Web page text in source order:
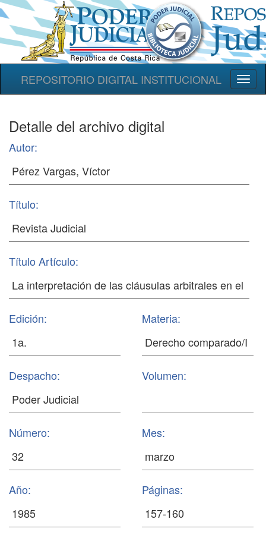
REPOSITORIO DIGITAL INSTITUCIONAL
Detalle del archivo digital
Autor:
Título:
Título Artículo:
Edición: Materia:
Despacho: Volumen:
Número: Mes:
Año: Páginas: